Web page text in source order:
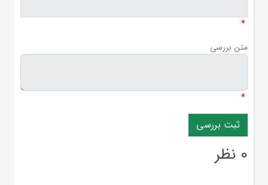
*
متن بررسی
*
0 نظر